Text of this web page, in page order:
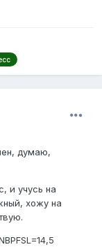
думаю,
и учусь на
хожу на